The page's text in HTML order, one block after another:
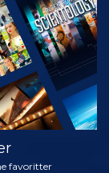
SERIEN
favoritter